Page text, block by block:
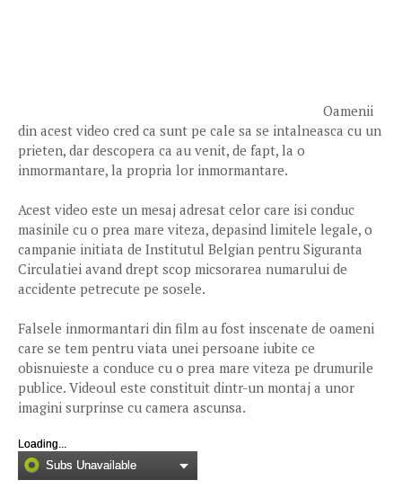
Oamenii
din acest video cred ca sunt pe cale sa se intalneasca cu un
prieten, dar descopera ca au venit, de fapt, la o
inmormantare, la propria lor inmormantare.
Acest video este un mesaj adresat celor care isi conduc
masinile cu o prea mare viteza, depasind limitele legale, o
campanie initiata de Institutul Belgian pentru Siguranta
Circulatiei avand drept scop micsorarea numarului de
accidente petrecute pe sosele.
Falsele inmormantari din film au fost inscenate de oameni
care se tem pentru viata unei persoane iubite ce
obisnuieste a conduce cu o prea mare viteza pe drumurile
publice. Videoul este constituit dintr-un montaj a unor
imagini surprinse cu camera ascunsa.
Loading...
Subs Unavailable